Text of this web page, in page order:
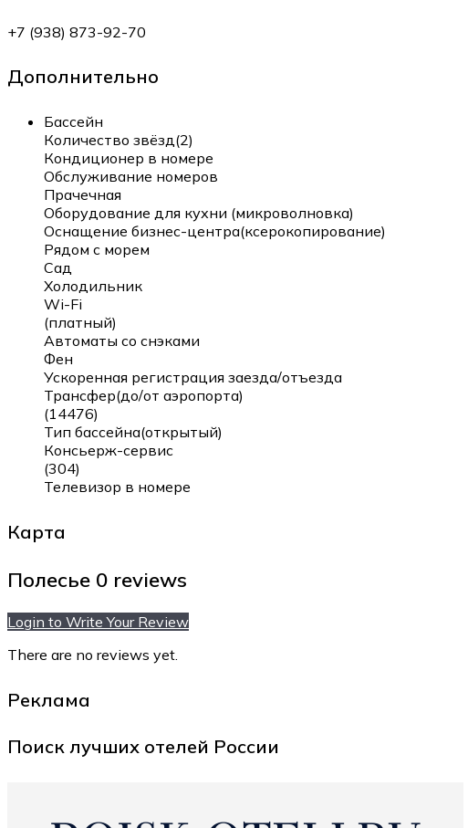
+7 (938) 873-92-70
Дополнительно
Бассейн
Количество звёзд(2)
Кондиционер в номере
Обслуживание номеров
Прачечная
Оборудование для кухни (микроволновка)
Оснащение бизнес-центра(ксерокопирование)
Рядом с морем
Сад
Холодильник
Wi-Fi
(платный)
Автоматы со снэками
Фен
Ускоренная регистрация заезда/отъезда
Трансфер(до/от аэропорта)
(14476)
Тип бассейна(открытый)
Консьерж-сервис
(304)
Телевизор в номере
Карта
Полесье 0 reviews
Login to Write Your Review
There are no reviews yet.
Реклама
Поиск лучших отелей России